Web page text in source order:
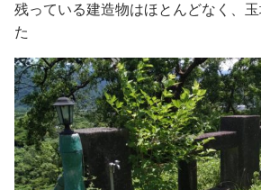
残っている建造物はほとんどなく、
た